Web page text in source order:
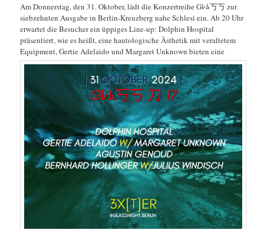
Am Donnerstag, den 31. Oktober, lädt die Konzertreihe Gﾚﾑ丂丂 zur
siebzehnten Ausgabe in Berlin-Kreuzberg nahe Schlesi ein. Ab 20 Uhr
erwartet die Besucher ein üppiges Line-up: Dolphin Hospital
präsentiert, wie es heißt, eine hautologische Ästhetik mit veraltetem
Equipment, Gertie Adelaido und Margaret Unknown bieten eine